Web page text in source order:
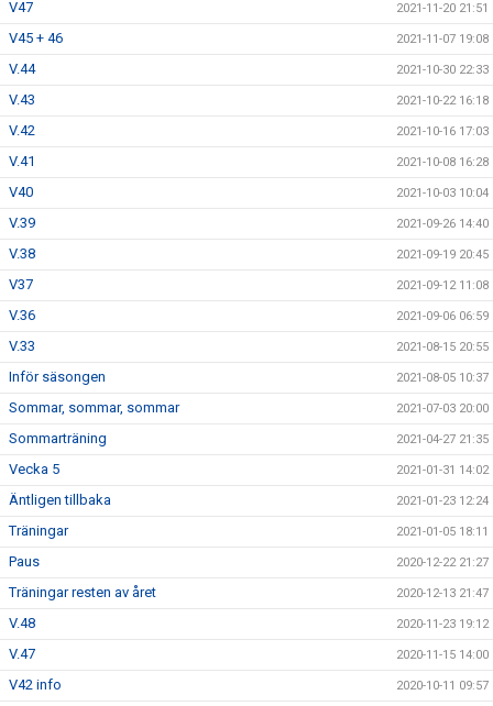
V47 2021-11-20 21:51
V45 + 46 2021-11-07 19:08
V.44 2021-10-30 22:33
V.43 2021-10-22 16:18
V.42 2021-10-16 17:03
V.41 2021-10-08 16:28
V40 2021-10-03 10:04
V.39 2021-09-26 14:40
V.38 2021-09-19 20:45
V37 2021-09-12 11:08
V.36 2021-09-06 06:59
V.33 2021-08-15 20:55
Inför säsongen 2021-08-05 10:37
Sommar, sommar, sommar 2021-07-03 20:00
Sommarträning 2021-04-27 21:35
Vecka 5 2021-01-31 14:02
Äntligen tillbaka 2021-01-23 12:24
Träningar 2021-01-05 18:11
Paus 2020-12-22 21:27
Träningar resten av året 2020-12-13 21:47
V.48 2020-11-23 19:12
V.47 2020-11-15 14:00
V42 info 2020-10-11 09:57